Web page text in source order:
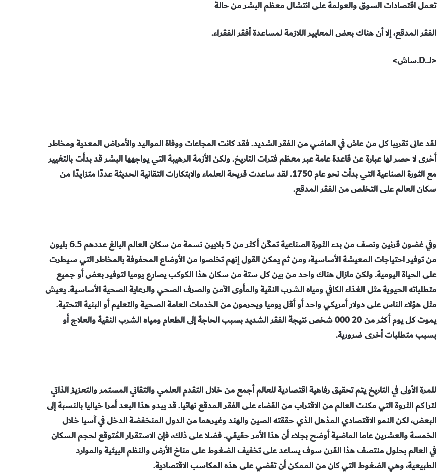
تعمل اقتصادات السوق والعولمة على انتشال معظم البشر من حالة
الفقر المدقع، إلا أن هناك بعض المعايير اللازمة لمساعدة أفقر الفقراء.
<D.J.ساش>
لقد عانى تقريبا كل من عاش في الماضي من الفقر الشديد. فقد كانت المجاعات ووفاة المواليد والأمراض المعدية ومخاطر
أخرى لا حصر لها عبارة عن قاعدة عامة عبر معظم فترات التاريخ. ولكن الأزمة الرهيبة التي يواجهها البشر قد بدأت بالتغيير
مع الثورة الصناعية التي بدأت نحو عام 1750. لقد ساعدت قريحة العلماء والابتكارات التقانية الحديثة عددًا متزايدًا من
سكان العالم على التخلص من الفقر المدقع.
وفي غضون قرنين ونصف من بدء الثورة الصناعية تمكّن أكثر من 5 بلايين نسمة من سكان العالم البالغ عددهم 6.5 بليون
من توفير احتياجات المعيشة الأساسية، ومن ثم يمكن القول إنهم تخلصوا من الأوضاع المحفوفة بالمخاطر التي سيطرت
على الحياة اليومية. ولكن مازال هناك واحد من بين كل ستة من سكان هذا الكوكب يصارع يوميا لتوفير بعض أو جميع
متطلباته الحيوية مثل الغذاء الكافي ومياه الشرب النقية والمأوى الآمن والصرف الصحي والرعاية الصحية الأساسية. يعيش
مثل هؤلاء الناس على دولار أمريكي واحد أو أقل يوميا ويحرمون من الخدمات العامة الصحية والتعليم أو البنية التحتية.
يموت كل يوم أكثر من 000 20 شخص نتيجة الفقر الشديد بسبب الحاجة إلى الطعام ومياه الشرب النقية والعلاج أو
بسبب متطلبات أخرى ضرورية.
للمرة الأولى في التاريخ يتم تحقيق رفاهية اقتصادية للعالم أجمع من خلال التقدم العلمي والتقاني المستمر والتعزيز الذاتي
لتراكم الثروة التي مكنت العالم من الاقتراب من القضاء على الفقر المدقع نهائيا. قد يبدو هذا البعد أمرا خياليا بالنسبة إلى
البعض، لكن النمو الاقتصادي المذهل الذي حققته الصين والهند وغيرهما من الدول المنخفضة الدخل في آسيا خلال
الخمسة والعشرين عاما الماضية أوضح بجلاء أن هذا الأمر حقيقي. فضلا على ذلك، فإن الاستقرار المُتوقع لحجم السكان
في العالم بحلول منتصف هذا القرن سوف يساعد على تخفيف الضغوط على مناخ الأرض والنظم البيئية والموارد
الطبيعية، وهي الضغوط التي كان من الممكن أن تقضي على هذه المكاسب الاقتصادية.